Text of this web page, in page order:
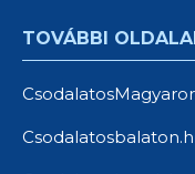
TOVÁBBI